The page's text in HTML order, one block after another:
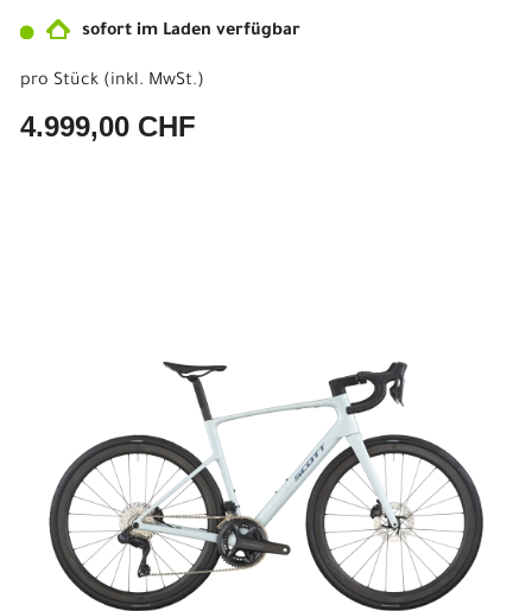
sofort im Laden verfügbar
pro Stück (inkl. MwSt.)
4.999,00 CHF